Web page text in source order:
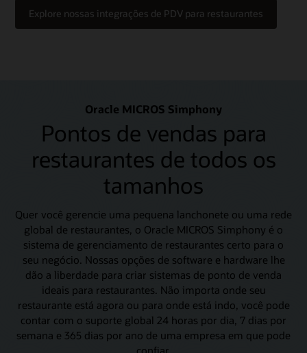
Explore nossas integrações de PDV para restaurantes
Oracle MICROS Simphony
Pontos de vendas para
restaurantes de todos os
tamanhos
Quer você gerencie uma pequena lanchonete ou uma rede
global de restaurantes, o Oracle MICROS Simphony é o
sistema de gerenciamento de restaurantes certo para o
seu negócio. Nossas opções de software e hardware lhe
dão a liberdade para criar sistemas de ponto de venda
ideais para restaurantes. Não importa onde seu
restaurante está agora ou para onde está indo, você pode
contar com o suporte global 24 horas por dia, 7 dias por
semana e 365 dias por ano de uma empresa em que pode